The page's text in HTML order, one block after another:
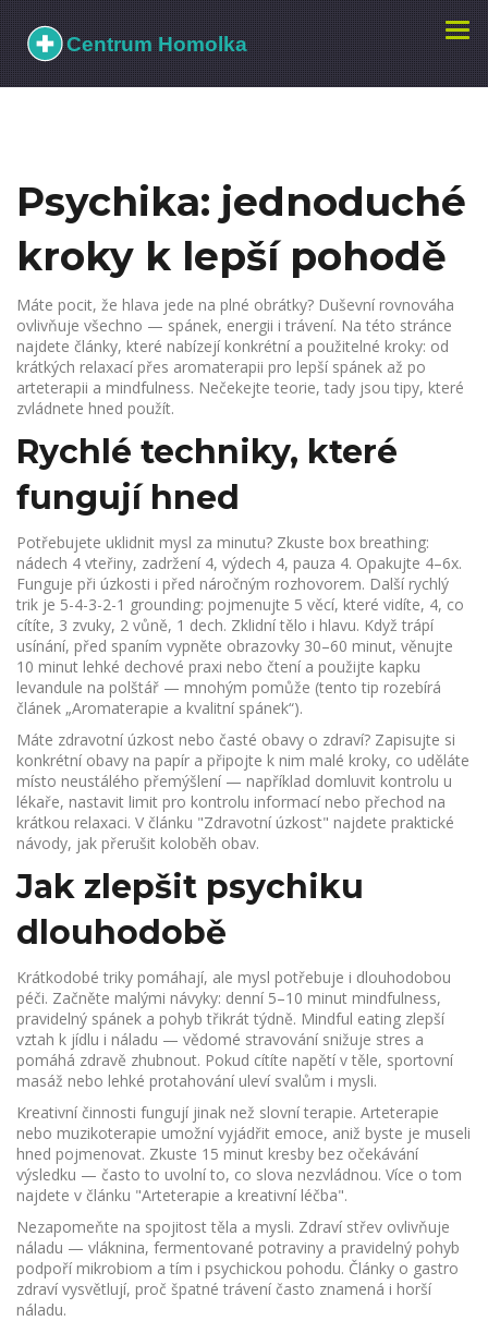
Psychika: jednoduché
kroky k lepší pohodě
Máte pocit, že hlava jede na plné obrátky? Duševní rovnováha
ovlivňuje všechno — spánek, energii i trávení. Na této stránce
najdete články, které nabízejí konkrétní a použitelné kroky: od
krátkých relaxací přes aromaterapii pro lepší spánek až po
arteterapii a mindfulness. Nečekejte teorie, tady jsou tipy, které
zvládnete hned použít.
Rychlé techniky, které
fungují hned
Potřebujete uklidnit mysl za minutu? Zkuste box breathing:
nádech 4 vteřiny, zadržení 4, výdech 4, pauza 4. Opakujte 4–6x.
Funguje při úzkosti i před náročným rozhovorem. Další rychlý
trik je 5-4-3-2-1 grounding: pojmenujte 5 věcí, které vidíte, 4, co
cítíte, 3 zvuky, 2 vůně, 1 dech. Zklidní tělo i hlavu. Když trápí
usínání, před spaním vypněte obrazovky 30–60 minut, věnujte
10 minut lehké dechové praxi nebo čtení a použijte kapku
levandule na polštář — mnohým pomůže (tento tip rozebírá
článek „Aromaterapie a kvalitní spánek“).
Máte zdravotní úzkost nebo časté obavy o zdraví? Zapisujte si
konkrétní obavy na papír a připojte k nim malé kroky, co uděláte
místo neustálého přemýšlení — například domluvit kontrolu u
lékaře, nastavit limit pro kontrolu informací nebo přechod na
krátkou relaxaci. V článku "Zdravotní úzkost" najdete praktické
návody, jak přerušit koloběh obav.
Jak zlepšit psychiku
dlouhodobě
Krátkodobé triky pomáhají, ale mysl potřebuje i dlouhodobou
péči. Začněte malými návyky: denní 5–10 minut mindfulness,
pravidelný spánek a pohyb třikrát týdně. Mindful eating zlepší
vztah k jídlu i náladu — vědomé stravování snižuje stres a
pomáhá zdravě zhubnout. Pokud cítíte napětí v těle, sportovní
masáž nebo lehké protahování uleví svalům i mysli.
Kreativní činnosti fungují jinak než slovní terapie. Arteterapie
nebo muzikoterapie umožní vyjádřit emoce, aniž byste je museli
hned pojmenovat. Zkuste 15 minut kresby bez očekávání
výsledku — často to uvolní to, co slova nezvládnou. Více o tom
najdete v článku "Arteterapie a kreativní léčba".
Nezapomeňte na spojitost těla a mysli. Zdraví střev ovlivňuje
náladu — vláknina, fermentované potraviny a pravidelný pohyb
podpoří mikrobiom a tím i psychickou pohodu. Články o gastro
zdraví vysvětlují, proč špatné trávení často znamená i horší
náladu.